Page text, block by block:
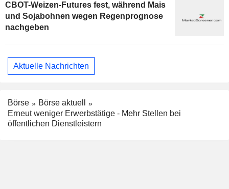
CBOT-Weizen-Futures fest, während Mais
und Sojabohnen wegen Regenprognose
nachgeben
Aktuelle Nachrichten
Börse
Börse aktuell
Erneut weniger Erwerbstätige - Mehr Stellen bei
öffentlichen Dienstleistern